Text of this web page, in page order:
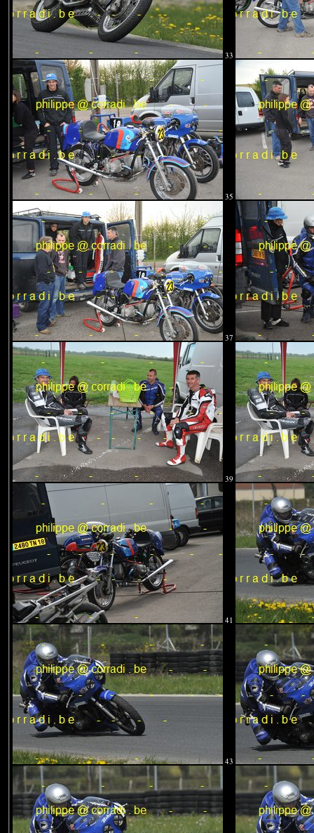
33
35
37
39
41
43